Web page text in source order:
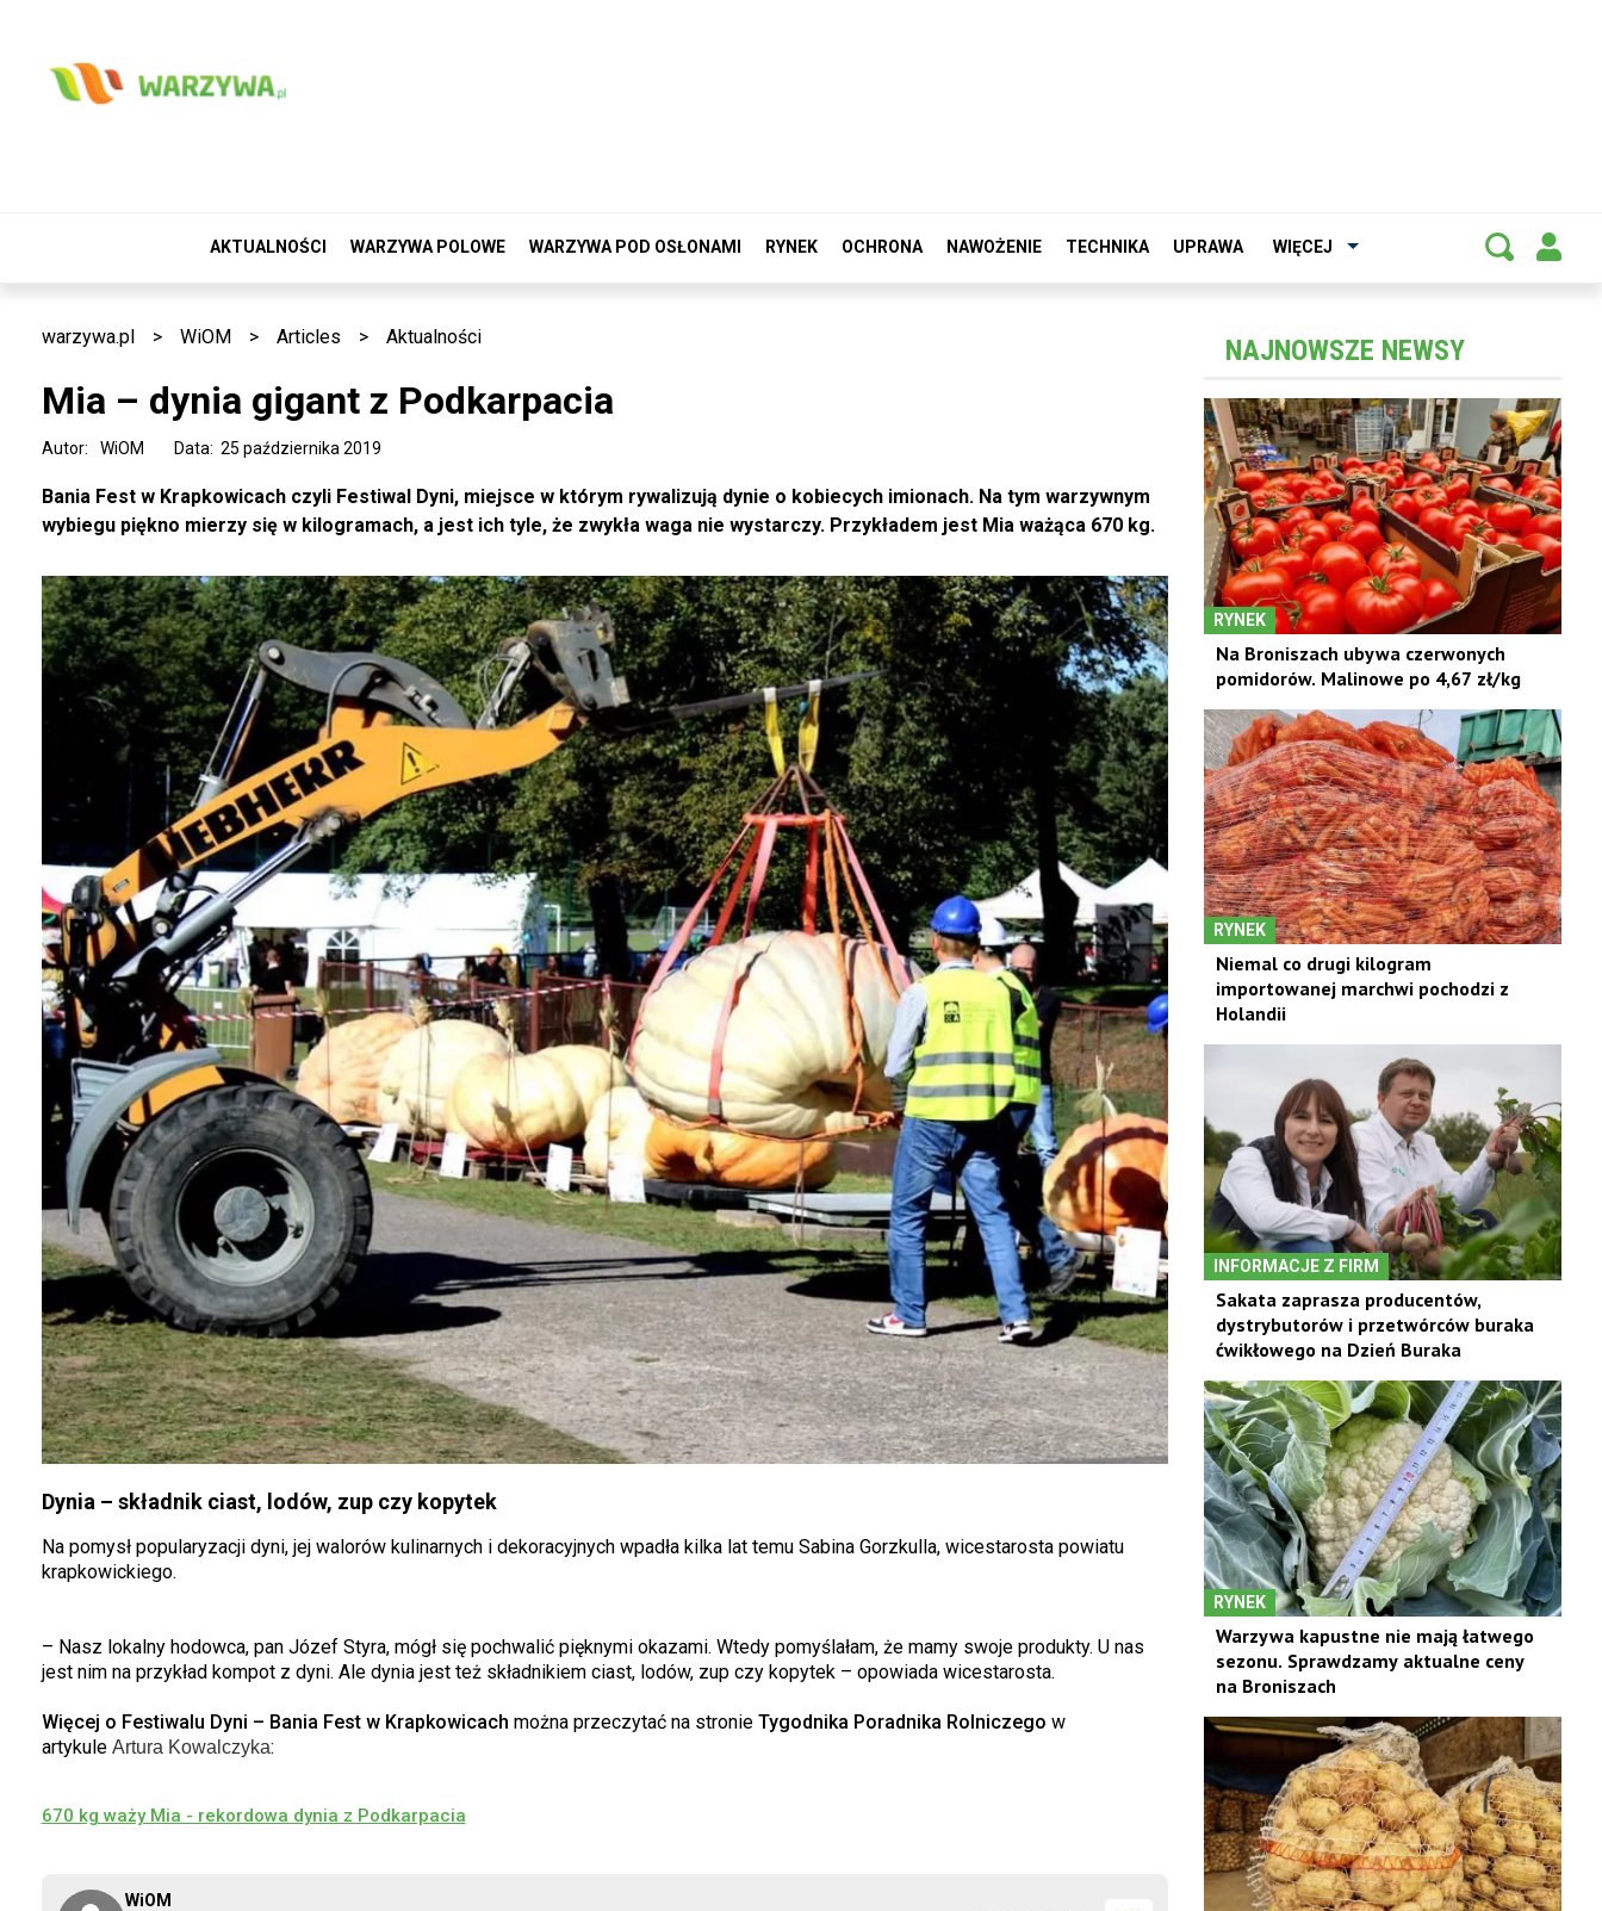
AKTUALNOŚCI WARZYWA POLOWE WARZYWA POD OSŁONAMI RYNEK OCHRONA NAWOŻENIE TECHNIKA UPRAWA WIĘCEJ
warzywa.pl > WiOM > Articles > Aktualności
Mia – dynia gigant z Podkarpacia
Data: 25 października 2019
Autor: WiOM
WiOM
Bania Fest w Krapkowicach czyli Festiwal Dyni, miejsce w którym rywalizują dynie o kobiecych imionach. Na tym warzywnym
wybiegu piękno mierzy się w kilogramach, a jest ich tyle, że zwykła waga nie wystarczy. Przykładem jest Mia ważąca 670 kg.
Dynia – składnik ciast, lodów, zup czy kopytek
Na pomysł popularyzacji dyni, jej walorów kulinarnych i dekoracyjnych wpadła kilka lat temu Sabina Gorzkulla, wicestarosta powiatu
krapkowickiego.
– Nasz lokalny hodowca, pan Józef Styra, mógł się pochwalić pięknymi okazami. Wtedy pomyślałam, że mamy swoje produkty. U nas
jest nim na przykład kompot z dyni. Ale dynia jest też składnikiem ciast, lodów, zup czy kopytek – opowiada wicestarosta.
Więcej o Festiwalu Dyni – Bania Fest w Krapkowicach można przeczytać na stronie Tygodnika Poradnika Rolniczego w
artykule Artura Kowalczyka:
670 kg waży Mia - rekordowa dynia z Podkarpacia
NAJNOWSZE NEWSY
RYNEK
Na Broniszach ubywa czerwonych
pomidorów. Malinowe po 4,67 zł/kg
RYNEK
Niemal co drugi kilogram
importowanej marchwi pochodzi z
Holandii
INFORMACJE Z FIRM
Sakata zaprasza producentów,
dystrybutorów i przetwórców buraka
ćwikłowego na Dzień Buraka
RYNEK
Warzywa kapustne nie mają łatwego
sezonu. Sprawdzamy aktualne ceny
na Broniszach